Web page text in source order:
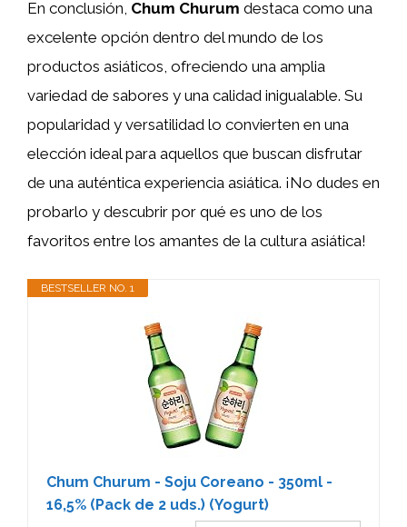
En conclusión, Chum Churum destaca como una
excelente opción dentro del mundo de los
productos asiáticos, ofreciendo una amplia
variedad de sabores y una calidad inigualable. Su
popularidad y versatilidad lo convierten en una
elección ideal para aquellos que buscan disfrutar
de una auténtica experiencia asiática. ¡No dudes en
probarlo y descubrir por qué es uno de los
favoritos entre los amantes de la cultura asiática!
BESTSELLER NO. 1
Chum Churum - Soju Coreano - 350ml -
16,5% (Pack de 2 uds.) (Yogurt)